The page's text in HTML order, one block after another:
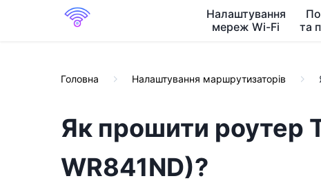
Налаштування
мереж Wi-Fi
та
Головна Налаштування маршрутизаторів
Як прошити роутер
WR841ND)?